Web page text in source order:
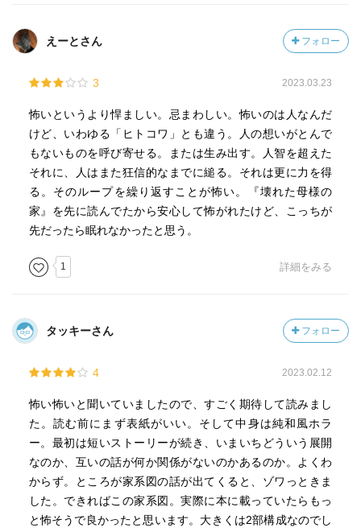
えーとさん フォロー
3 2023.03.23
怖いというより悍ましい。忌まわしい。怖いのは人なんだ
けど、いわゆる「ヒトコワ」とも違う。人の想いがとんで
もないものを呼び寄せる。または生み出す。人智を超えた
それに、人はまた狂信的なまでに縋る。それは更に力を得
る。そのループを繰り返すことが怖い。『壊れた母様の
家』を先に読んでたから安心して怖がれたけど、こっちが
先だったら眠れなかったと思う。
1 詳細をみる
タッキーさん フォロー
4 2023.02.12
怖い怖いと聞いていましたので、すごく期待して読みまし
た。読む前にまず表紙がいい。そして中身は純和風ホラ
ー。最初は短いストーリーが続き、いまいちどういう展開
なのか、互いの話が何か関係がないのかあるのか。よくわ
からず。ところが家系図の話が出てくると、ゾワっときま
した。できればこの家系図。実際に本に載っていたらもっ
と怖そうで良かったと思います。大きくは2部構成なのでし